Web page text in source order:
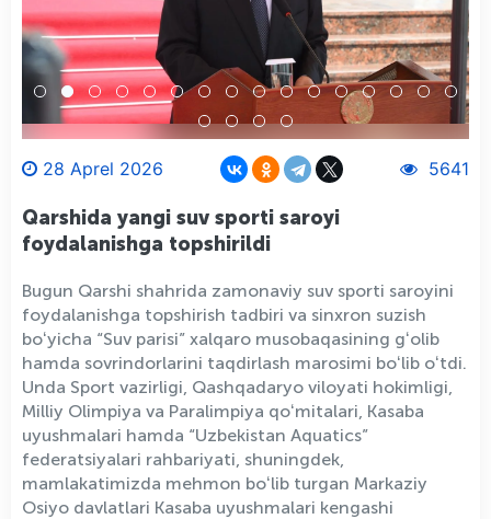
28 Aprel 2026 5641
Qarshida yangi suv sporti saroyi
foydalanishga topshirildi
Bugun Qarshi shahrida zamonaviy suv sporti saroyini
foydalanishga topshirish tadbiri va sinxron suzish
boʻyicha “Suv parisi” xalqaro musobaqasining gʻolib
hamda sovrindorlarini taqdirlash marosimi boʻlib oʻtdi.
Unda Sport vazirligi, Qashqadaryo viloyati hokimligi,
Milliy Olimpiya va Paralimpiya qoʻmitalari, Kasaba
uyushmalari hamda “Uzbekistan Aquatics”
federatsiyalari rahbariyati, shuningdek,
mamlakatimizda mehmon boʻlib turgan Markaziy
Osiyo davlatlari Kasaba uyushmalari kengashi